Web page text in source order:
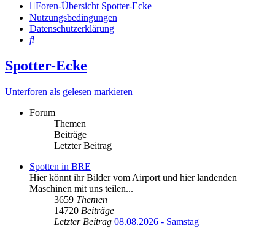
Foren-Übersicht Spotter-Ecke
Nutzungsbedingungen
Datenschutzerklärung
Suche
Spotter-Ecke
Unterforen als gelesen markieren
Forum
Themen
Beiträge
Letzter Beitrag
Spotten in BRE
Hier könnt ihr Bilder vom Airport und hier landenden
Maschinen mit uns teilen...
3659 Themen
14720 Beiträge
Letzter Beitrag 08.08.2026 - Samstag